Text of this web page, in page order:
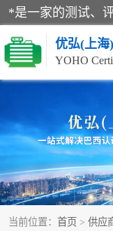
优弘(上海
YOHO
当前位置： 首页 > 供应
RECYCLASS认证
NR12认证
ART认证
巴西认证